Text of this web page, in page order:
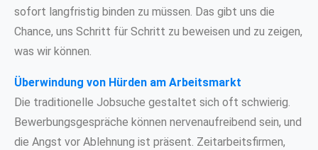
sofort langfristig binden zu müssen. Das gibt uns die
Chance, uns Schritt für Schritt zu beweisen und zu zeigen,
was wir können.
Überwindung von Hürden am Arbeitsmarkt
Die traditionelle Jobsuche gestaltet sich oft schwierig.
Bewerbungsgespräche können nervenaufreibend sein, und
die Angst vor Ablehnung ist präsent. Zeitarbeitsfirmen,